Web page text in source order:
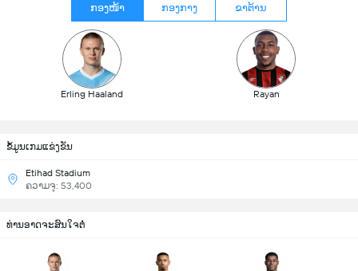
ກອງໜ້າ ກອງກາງ ຂາຕ້ານ
Erling Haaland Rayan
ຂ້ໍມູນເກມແຂ່ງຂັນ
Etihad Stadium
ຄວາມຈຸ: 53,400
ທ່ານອາດຈະສົນໃຈຕໍ່